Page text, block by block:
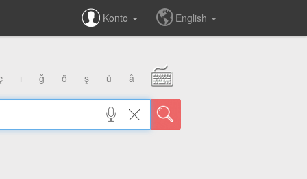
Konto English
ı ğ ö ş ü â